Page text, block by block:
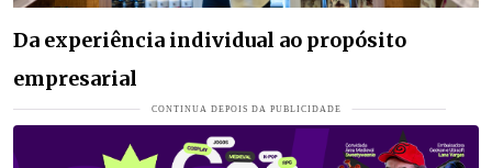
Da experiência individual ao propósito
empresarial